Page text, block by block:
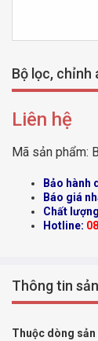
Bộ lọc, chỉnh
Liên hệ
Mã sản phẩm:
Bảo hành
Báo giá
Chất
Hotline:
Thông tin
Thuộc dòng